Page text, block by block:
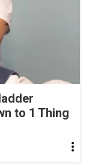
to 1 Thing